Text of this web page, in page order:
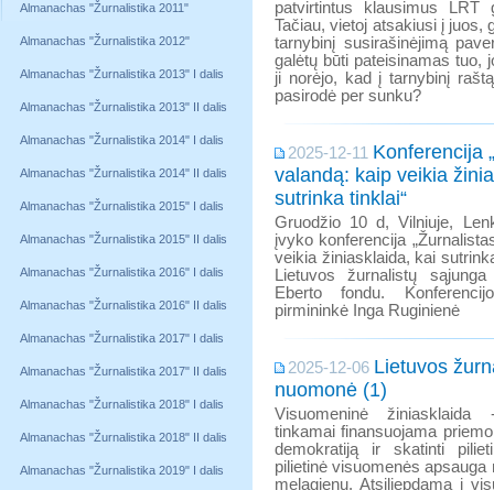
Almanachas "Žurnalistika 2011"
Almanachas "Žurnalistika 2012"
Almanachas "Žurnalistika 2013" I dalis
Almanachas "Žurnalistika 2013" II dalis
Almanachas "Žurnalistika 2014" I dalis
Almanachas "Žurnalistika 2014" II dalis
Almanachas "Žurnalistika 2015" I dalis
Almanachas "Žurnalistika 2015" II dalis
Almanachas "Žurnalistika 2016" I dalis
Almanachas "Žurnalistika 2016" II dalis
Almanachas "Žurnalistika 2017" I dalis
Almanachas "Žurnalistika 2017" II dalis
Almanachas "Žurnalistika 2018" I dalis
Almanachas "Žurnalistika 2018" II dalis
Almanachas "Žurnalistika 2019" I dalis
patvirtintus klausimus LRT
Tačiau, vietoj atsakiusi į juos,
tarnybinį susirašinėjimą
galėtų būti pateisinamas tuo,
ji norėjo, kad į tarnybinį
pasirodė per sunku?
2025-12-11 Konferencija
valandą: kaip veikia
sutrinka tinklai“
Gruodžio 10 d, Vilniuje,
įvyko konferencija
veikia žiniasklaida, kai
Lietuvos žurnalistų
Eberto fondu.
pirmininkė Inga Ruginienė
2025-12-06 Lietuvos
nuomonė (1)
Visuomeninė
tinkamai finansuojama
demokratiją ir skatinti
pilietinė visuomenės
melagienų. Atsiliepdama į